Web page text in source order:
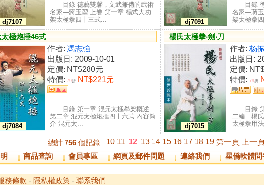
dj7107
目錄 德藝雙馨，文武兼備的武術
名家―蔣玉堃 上卷 第一章 楊式大功
架太極拳四十三式...
dj7091
目錄
名家―蔣玉
架太極拳四
極炮捶46式
dj7084
作者: 馮志強
出版日: 2009-10-01
定價: NT$280元
特價: 79折 NT$221元
目錄 第一章 混元太極拳架概述
第二章 混元太極炮捶四十六式 內容簡
介 混元太...
楊氏太極拳‧劍‧刀
dj7015
作者: 杨
出版日:
定價:
特價: 79折
目錄
二編 楊
太極拳用法
總計 756 個記錄 10 11 12 13 14 15 16 17 18 19 第一頁 上一
商品查詢 會員專區 網頁及郵件問題 連絡我們 星僑軟體問
務條款 - 隱私權政策 - 聯系我們